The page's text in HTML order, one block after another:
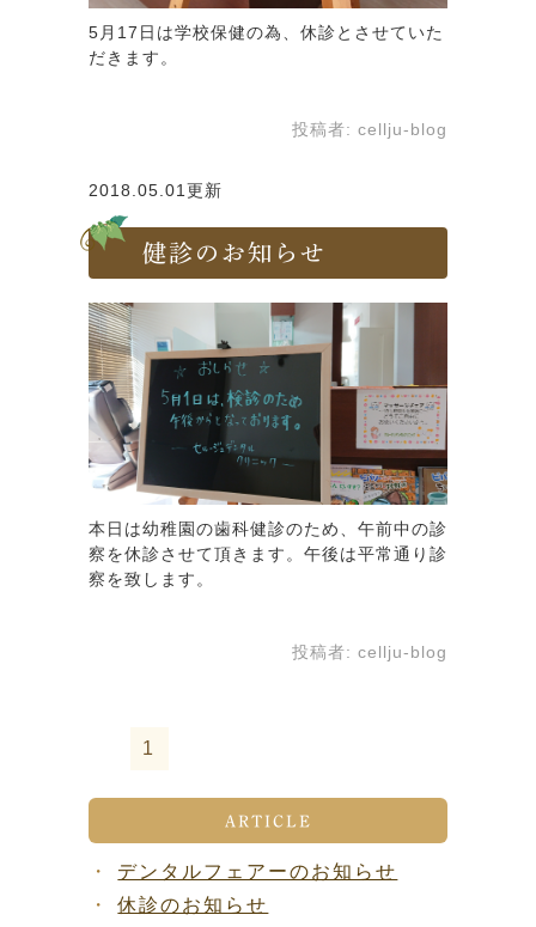
5月17日は学校保健の為、休診とさせていた
だきます。
投稿者: cellju-blog
2018.05.01更新
健診のお知らせ
本日は幼稚園の歯科健診のため、午前中の診
察を休診させて頂きます。午後は平常通り診
察を致します。
投稿者: cellju-blog
1
ARTICLE
デンタルフェアーのお知らせ
休診のお知らせ